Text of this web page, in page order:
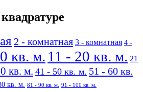
2 - комнатная 3 - комнатная 4 -
кв. м. 11 - 20 кв. м. 21
кв. м. 41 - 50 кв. м. 51 - 60 кв.
кв. м. 81 - 90 кв. м. 91 - 100 кв. м.